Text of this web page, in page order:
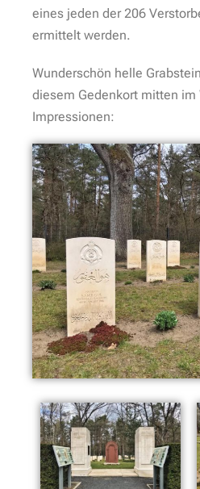
Wir verlassen den Friedhof
eingeschlagen von einem
einladend ausschaut –
ein. Ein Liter warmer